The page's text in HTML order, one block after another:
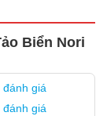
Biển Nori
đánh giá
đánh giá